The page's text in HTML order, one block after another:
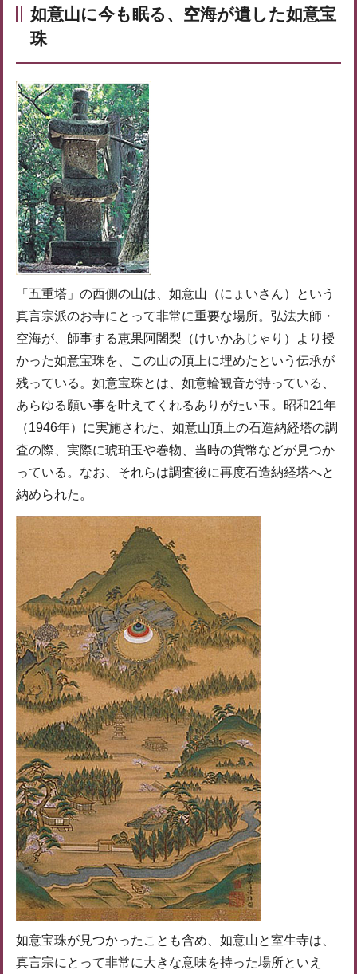
如意山に今も眠る、空海が遺した如意宝
珠
「五重塔」の西側の山は、如意山（にょいさん）という
真言宗派のお寺にとって非常に重要な場所。弘法大師・
空海が、師事する恵果阿闍梨（けいかあじゃり）より授
かった如意宝珠を、この山の頂上に埋めたという伝承が
残っている。如意宝珠とは、如意輪観音が持っている、
あらゆる願い事を叶えてくれるありがたい玉。昭和21年
（1946年）に実施された、如意山頂上の石造納経塔の調
査の際、実際に琥珀玉や巻物、当時の貨幣などが見つか
っている。なお、それらは調査後に再度石造納経塔へと
納められた。
如意宝珠が見つかったことも含め、如意山と室生寺は、
真言宗にとって非常に大きな意味を持った場所といえ